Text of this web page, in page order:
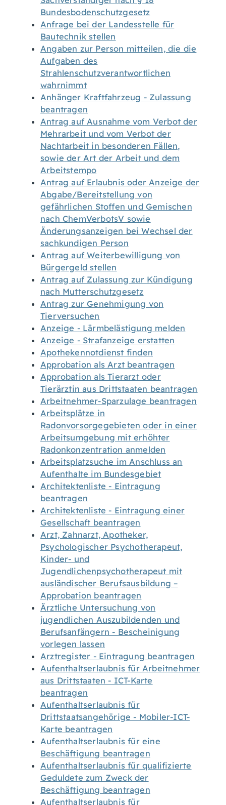
Bundesbodenschutzgesetz
Anfrage bei der Landesstelle für
Bautechnik stellen
Angaben zur Person mitteilen, die die
Aufgaben des
Strahlenschutzverantwortlichen
wahrnimmt
Anhänger Kraftfahrzeug - Zulassung
beantragen
Antrag auf Ausnahme vom Verbot der
Mehrarbeit und vom Verbot der
Nachtarbeit in besonderen Fällen,
sowie der Art der Arbeit und dem
Arbeitstempo
Antrag auf Erlaubnis oder Anzeige der
Abgabe/Bereitstellung von
gefährlichen Stoffen und Gemischen
nach ChemVerbotsV sowie
Änderungsanzeigen bei Wechsel der
sachkundigen Person
Antrag auf Weiterbewilligung von
Bürgergeld stellen
Antrag auf Zulassung zur Kündigung
nach Mutterschutzgesetz
Antrag zur Genehmigung von
Tierversuchen
Anzeige - Lärmbelästigung melden
Anzeige - Strafanzeige erstatten
Apothekennotdienst finden
Approbation als Arzt beantragen
Approbation als Tierarzt oder
Tierärztin aus Drittstaaten beantragen
Arbeitnehmer-Sparzulage beantragen
Arbeitsplätze in
Radonvorsorgegebieten oder in einer
Arbeitsumgebung mit erhöhter
Radonkonzentration anmelden
Arbeitsplatzsuche im Anschluss an
Aufenthalte im Bundesgebiet
Architektenliste - Eintragung
beantragen
Architektenliste - Eintragung einer
Gesellschaft beantragen
Arzt, Zahnarzt, Apotheker,
Psychologischer Psychotherapeut,
Kinder- und
Jugendlichenpsychotherapeut mit
ausländischer Berufsausbildung –
Approbation beantragen
Ärztliche Untersuchung von
jugendlichen Auszubildenden und
Berufsanfängern - Bescheinigung
vorlegen lassen
Arztregister - Eintragung beantragen
Aufenthaltserlaubnis für Arbeitnehmer
aus Drittstaaten - ICT-Karte
beantragen
Aufenthaltserlaubnis für
Drittstaatsangehörige - Mobiler-ICT-
Karte beantragen
Aufenthaltserlaubnis für eine
Beschäftigung beantragen
Aufenthaltserlaubnis für qualifizierte
Geduldete zum Zweck der
Beschäftigung beantragen
Aufenthaltserlaubnis für